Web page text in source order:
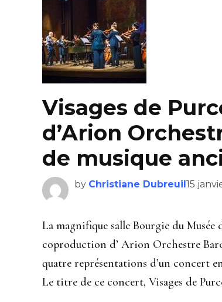
Visages de
d’Arion
de musique
by Christiane Dubreuil15
La magnifique salle Bourgie du
coproduction d’ Arion Orchestre
quatre représentations d’un concert
Le titre de ce concert, Visages de